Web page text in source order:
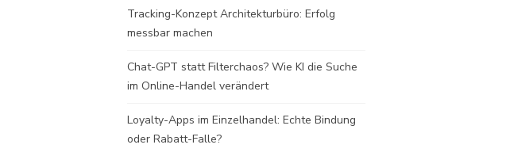
Tracking-Konzept Architekturbüro: Erfolg
messbar machen
Chat-GPT statt Filterchaos? Wie KI die Suche
im Online-Handel verändert
Loyalty-Apps im Einzelhandel: Echte Bindung
oder Rabatt-Falle?